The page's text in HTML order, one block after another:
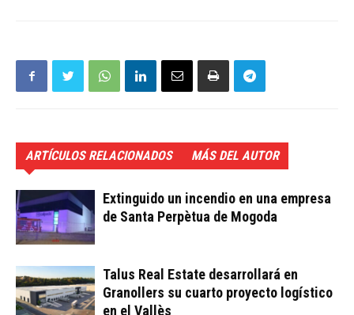
ARTÍCULOS RELACIONADOS MÁS DEL AUTOR
Extinguido un incendio en una empresa
de Santa Perpètua de Mogoda
Talus Real Estate desarrollará en
Granollers su cuarto proyecto logístico
en el Vallès